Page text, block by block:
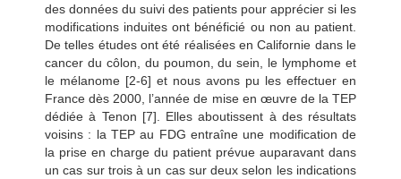
des données du suivi des patients pour apprécier si les
modifications induites ont bénéficié ou non au patient.
De telles études ont été réalisées en Californie dans le
cancer du côlon, du poumon, du sein, le lymphome et
le mélanome [2-6] et nous avons pu les effectuer en
France dès 2000, l’année de mise en œuvre de la TEP
dédiée à Tenon [7]. Elles aboutissent à des résultats
voisins : la TEP au FDG entraîne une modification de
la prise en charge du patient prévue auparavant dans
un cas sur trois à un cas sur deux selon les indications